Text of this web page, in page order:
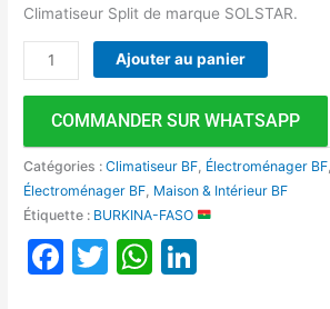
Climatiseur Split de marque SOLSTAR.
Ajouter au panier
COMMANDER SUR WHATSAPP
Catégories :Climatiseur BF Électroménager BF
Électroménager BF Maison & Intérieur BF
Étiquette : BURKINA-FASO
Facebook
TwitterWhatsApp